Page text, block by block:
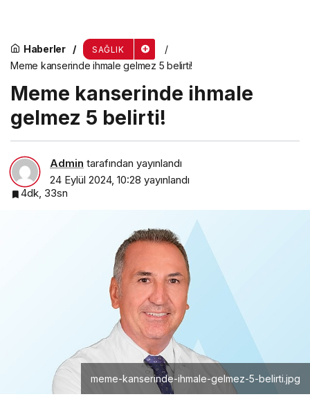
Haberler SAĞLIK
Meme kanserinde ihmale gelmez 5 belirti!
Meme kanserinde ihmale
gelmez 5 belirti!
Admin tarafından yayınlandı
24 Eylül 2024, 10:28 yayınlandı
4dk, 33sn
meme-kanserinde-ihmale-gelmez-5-belirti.jpg